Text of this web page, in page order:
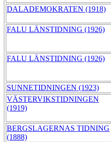
DALADEMOKRATEN (1918)
FALU LÄNSTIDNING (1926)
FALU LÄNSTIDNING (1926)
SUNNETIDNINGEN (1923)
VÄSTERVIKSTIDNINGEN
(1919)
BERGSLAGERNAS TIDNING
(1888)